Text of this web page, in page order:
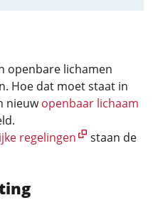
openbare lichamen
Hoe dat moet staat in
nieuwopenbaar lichaam
regelingen
staan de